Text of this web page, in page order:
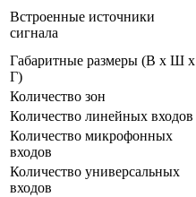
Встроенные источники
сигнала
Габаритные размеры (В х Ш х
Г)
Количество зон
Количество линейных входов
Количество микрофонных
входов
Количество универсальных
входов